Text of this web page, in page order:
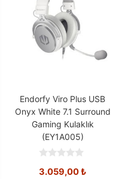
Endorfy Viro Plus USB
Onyx White 7.1 Surround
Gaming Kulaklık
(EY1A005)
o
3.059,00₺